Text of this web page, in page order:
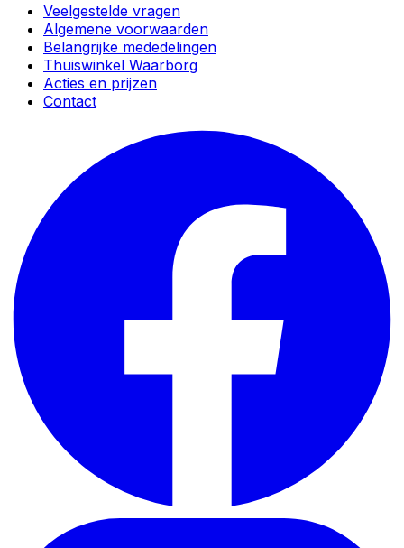
Veelgestelde vragen
Algemene voorwaarden
Belangrijke mededelingen
Thuiswinkel Waarborg
Acties en prijzen
Contact